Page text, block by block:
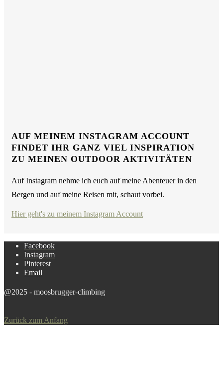
AUF MEINEM INSTAGRAM ACCOUNT
FINDET IHR GANZ VIEL INSPIRATION
ZU MEINEN OUTDOOR AKTIVITÄTEN
Auf Instagram nehme ich euch auf meine Abenteuer in den
Bergen und auf meine Reisen mit, schaut vorbei.
Hier geht's zu meinem Instagram Account
Facebook
Instagram
Pinterest
Email
@2025 - moosbrugger-climbing
Zurück zum Anfang